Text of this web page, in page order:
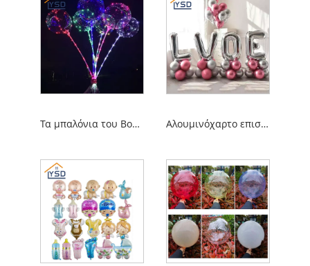
Τα μπαλόνια του Bobo κάνουν την ευτυχία Αλουμινόχαρτο επιστολών